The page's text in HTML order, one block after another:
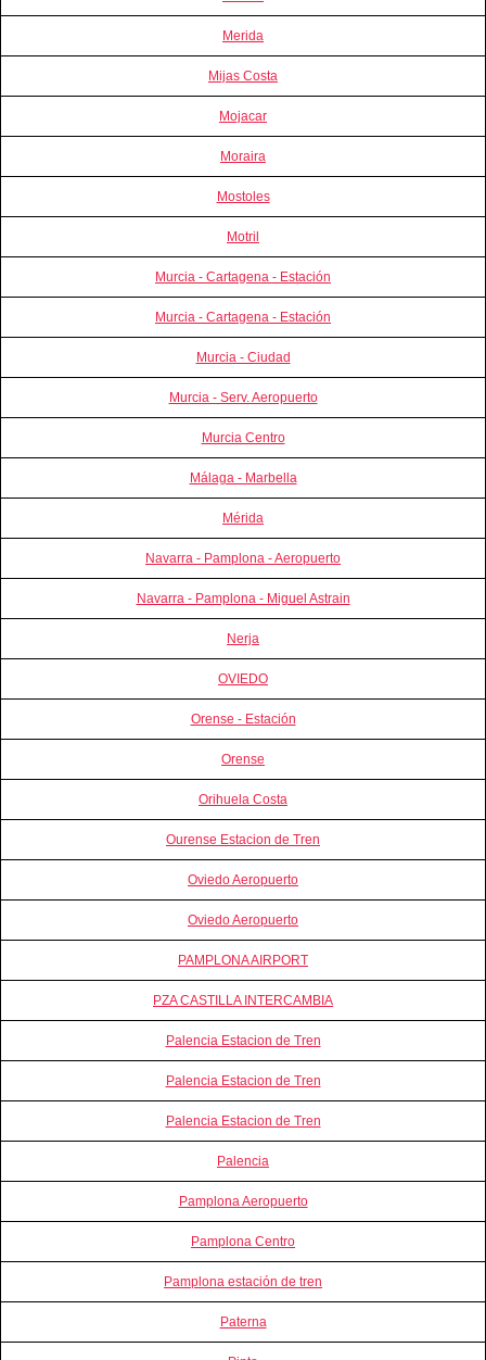
Merida
Mijas Costa
Mojacar
Moraira
Mostoles
Motril
Murcia - Cartagena - Estación
Murcia - Cartagena - Estación
Murcia - Ciudad
Murcia - Serv. Aeropuerto
Murcia Centro
Málaga - Marbella
Mérida
Navarra - Pamplona - Aeropuerto
Navarra - Pamplona - Miguel Astrain
Nerja
OVIEDO
Orense - Estación
Orense
Orihuela Costa
Ourense Estacion de Tren
Oviedo Aeropuerto
Oviedo Aeropuerto
PAMPLONA AIRPORT
PZA CASTILLA INTERCAMBIA
Palencia Estacion de Tren
Palencia Estacion de Tren
Palencia Estacion de Tren
Palencia
Pamplona Aeropuerto
Pamplona Centro
Pamplona estación de tren
Paterna